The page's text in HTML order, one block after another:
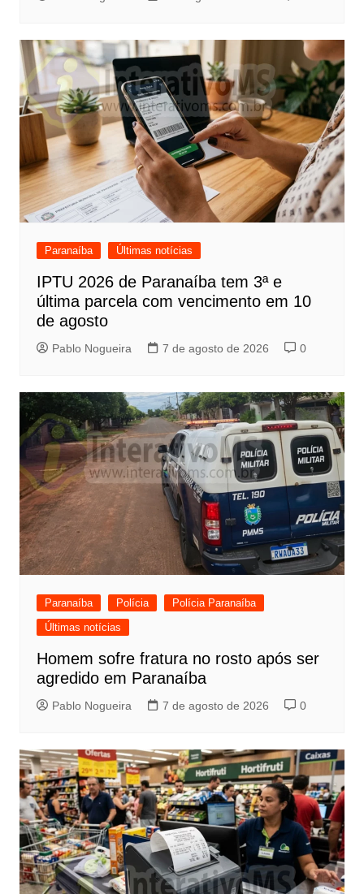
Paranaíba Últimas notícias
IPTU 2026 de Paranaíba tem 3ª e
última parcela com vencimento em 10
de agosto
Pablo Nogueira 7 de agosto de 2026 0
Paranaíba Polícia
Polícia Paranaíba
Últimas notícias
Homem sofre fratura no rosto após ser
agredido em Paranaíba
Pablo Nogueira 7 de agosto de 2026 0